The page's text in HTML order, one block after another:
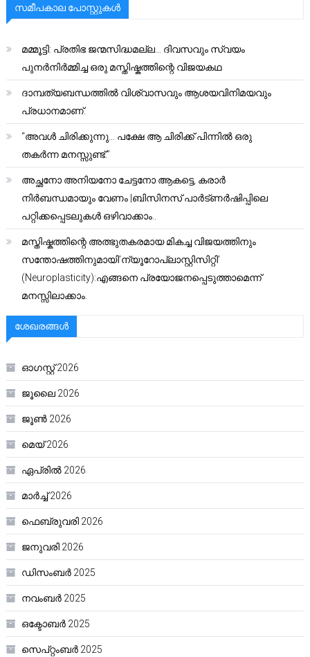
സമീപകാല പോസ്റ്റുകൾ
മമ്മൂട്ടി: പ്രതിഭ ജന്മസിദ്ധമല്ല… ദിവസവും സ്വയം
പുനർനിർമ്മിച്ച ഒരു മസ്തിഷ്കത്തിന്റെ വിജയകഥ
ദാമ്പത്യബന്ധത്തിൽ വിശ്വാസവും ആശയവിനിമയവും
പ്രധാനമാണ്.
“അവൾ ചിരിക്കുന്നു… പക്ഷേ ആ ചിരിക്ക് പിന്നിൽ ഒരു
തകർന്ന മനസ്സുണ്ട്.”
അച്ഛനോ അനിയനോ ചേട്ടനോ ആകട്ടെ, കരാർ
നിർബന്ധമായും വേണം |ബിസിനസ് പാർട്ണർഷിപ്പിലെ
പറ്റിക്കപ്പെടലുകൾ ഒഴിവാക്കാം..
മസ്തിഷ്കത്തിന്റെ അത്ഭുതകരമായ മികച്ച വിജയത്തിനും
സന്തോഷത്തിനുമായി’ന്യൂറോപ്ലാസ്റ്റിസിറ്റി’
(Neuroplasticity):എങ്ങനെ പ്രയോജനപ്പെടുത്താമെന്ന്
മനസ്സിലാക്കാം.
ശേഖരങ്ങൾ
ഓഗസ്റ്റ്‌ 2026
ജൂലൈ 2026
ജൂൺ 2026
മെയ്‌ 2026
ഏപ്രിൽ 2026
മാർച്ച്‌ 2026
ഫെബ്രുവരി 2026
ജനുവരി 2026
ഡിസംബർ 2025
നവംബർ 2025
ഒക്ടോബർ 2025
സെപ്റ്റംബർ 2025